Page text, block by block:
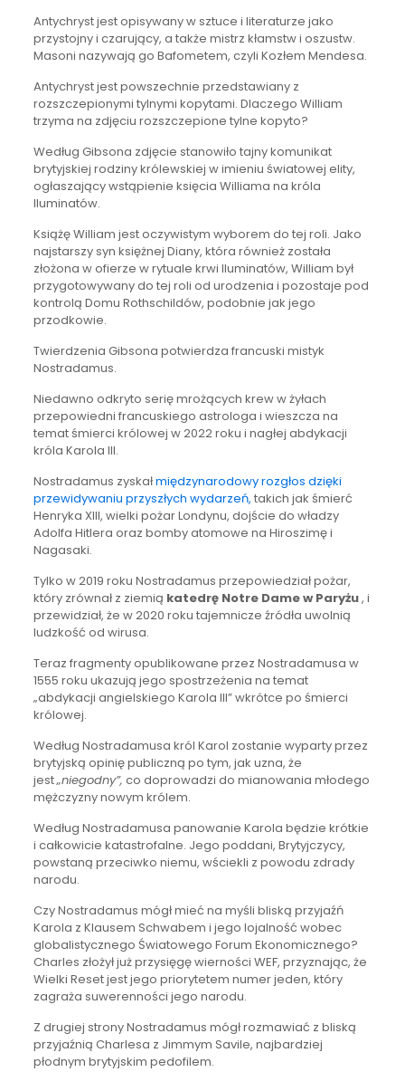
Antychryst jest opisywany w sztuce i literaturze jako
przystojny i czarujący, a także mistrz kłamstw i oszustw.
Masoni nazywają go Bafometem, czyli Kozłem Mendesa.
Antychryst jest powszechnie przedstawiany z
rozszczepionymi tylnymi kopytami. Dlaczego William
trzyma na zdjęciu rozszczepione tylne kopyto?
Według Gibsona zdjęcie stanowiło tajny komunikat
brytyjskiej rodziny królewskiej w imieniu światowej elity,
ogłaszający wstąpienie księcia Williama na króla
Iluminatów.
Książę William jest oczywistym wyborem do tej roli. Jako
najstarszy syn księżnej Diany, która również została
złożona w ofierze w rytuale krwi Iluminatów, William był
przygotowywany do tej roli od urodzenia i pozostaje pod
kontrolą Domu Rothschildów, podobnie jak jego
przodkowie.
Twierdzenia Gibsona potwierdza francuski mistyk
Nostradamus.
Niedawno odkryto serię mrożących krew w żyłach
przepowiedni francuskiego astrologa i wieszcza na
temat śmierci królowej w 2022 roku i nagłej abdykacji
króla Karola III.
Nostradamus zyskałmiędzynarodowy rozgłos dzięki
przewidywaniu przyszłych wydarzeń, takich jak śmierć
Henryka XIII, wielki pożar Londynu, dojście do władzy
Adolfa Hitlera oraz bomby atomowe na Hiroszimę i
Nagasaki.
Tylko w 2019 roku Nostradamus przepowiedział pożar,
który zrównał z ziemią katedrę Notre Dame w Paryżu, i
przewidział, że w 2020 roku tajemnicze źródła uwolnią
ludzkość od wirusa.
Teraz fragmenty opublikowane przez Nostradamusa w
1555 roku ukazują jego spostrzeżenia na temat
„abdykacji angielskiego Karola III” wkrótce po śmierci
królowej.
Według Nostradamusa król Karol zostanie wyparty przez
brytyjską opinię publiczną po tym, jak uzna, że ​​
jest„niegodny”, co doprowadzi do mianowania młodego
mężczyzny nowym królem.
Według Nostradamusa panowanie Karola będzie krótkie
i całkowicie katastrofalne. Jego poddani, Brytyjczycy,
powstaną przeciwko niemu, wściekli z powodu zdrady
narodu.
Czy Nostradamus mógł mieć na myśli bliską przyjaźń
Karola z Klausem Schwabem i jego lojalność wobec
globalistycznego Światowego Forum Ekonomicznego?
Charles złożył już przysięgę wierności WEF, przyznając, że
Wielki Reset jest jego priorytetem numer jeden, który
zagraża suwerenności jego narodu.
Z drugiej strony Nostradamus mógł rozmawiać z bliską
przyjaźnią Charlesa z Jimmym Savile, najbardziej
płodnym brytyjskim pedofilem.